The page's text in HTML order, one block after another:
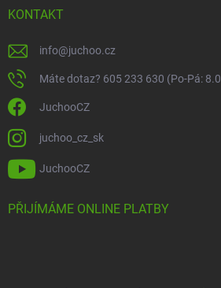
KONTAKT
info@juchoo.cz
Máte dotaz? 605 233 630 (Po-Pá:
JuchooCZ
juchoo_cz_sk
JuchooCZ
PŘIJÍMÁME ONLINE PLATBY